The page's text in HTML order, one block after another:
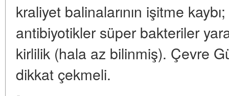
kraliyet balinalarının işitme
antibiyotikler süper bakteriler
kirlilik (hala az bilinmiş). Çevre
dikkat çekmeli.